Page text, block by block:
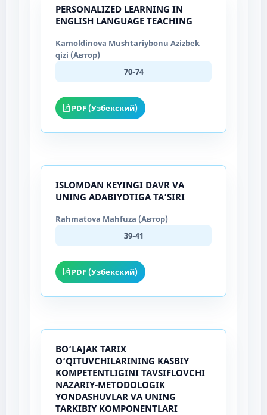
PERSONALIZED LEARNING IN
ENGLISH LANGUAGE TEACHING
Kamoldinova Mushtariybonu Azizbek
qizi (Автор)
70-74
PDF (Узбекский)
ISLOMDAN KEYINGI DAVR VA
UNING ADABIYOTIGA TAʼSIRI
Rahmatova Mahfuza (Автор)
39-41
PDF (Узбекский)
BO‘LAJAK TARIX
O‘QITUVCHILARINING KASBIY
KOMPETENTLIGINI TAVSIFLOVCHI
NAZARIY-METODOLOGIK
YONDASHUVLAR VA UNING
TARKIBIY KOMPONENTLARI